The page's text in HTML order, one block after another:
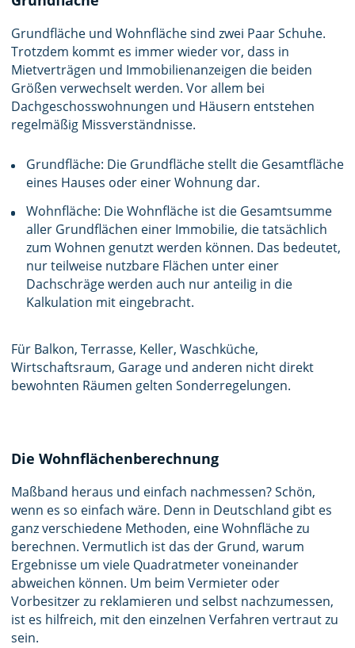
Grundfläche und Wohnfläche sind zwei Paar Schuhe.
Trotzdem kommt es immer wieder vor, dass in
Mietverträgen und Immobilienanzeigen die beiden
Größen verwechselt werden. Vor allem bei
Dachgeschosswohnungen und Häusern entstehen
regelmäßig Missverständnisse.
Grundfläche: Die Grundfläche stellt die Gesamtfläche
eines Hauses oder einer Wohnung dar.
Wohnfläche: Die Wohnfläche ist die Gesamtsumme
aller Grundflächen einer Immobilie, die tatsächlich
zum Wohnen genutzt werden können. Das bedeutet,
nur teilweise nutzbare Flächen unter einer
Dachschräge werden auch nur anteilig in die
Kalkulation mit eingebracht.
Für Balkon, Terrasse, Keller, Waschküche,
Wirtschaftsraum, Garage und anderen nicht direkt
bewohnten Räumen gelten Sonderregelungen.
Die Wohnflächenberechnung
Maßband heraus und einfach nachmessen? Schön,
wenn es so einfach wäre. Denn in Deutschland gibt es
ganz verschiedene Methoden, eine Wohnfläche zu
berechnen. Vermutlich ist das der Grund, warum
Ergebnisse um viele Quadratmeter voneinander
abweichen können. Um beim Vermieter oder
Vorbesitzer zu reklamieren und selbst nachzumessen,
ist es hilfreich, mit den einzelnen Verfahren vertraut zu
sein.